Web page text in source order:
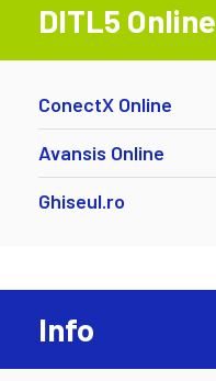
DITL5 Online
ConectX Online
Avansis Online
Ghiseul.ro
Info